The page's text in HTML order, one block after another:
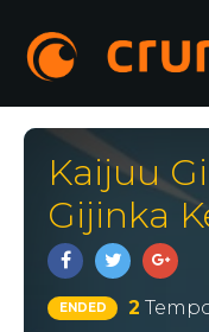
Kaijuu
Gijinka
ENDED 2